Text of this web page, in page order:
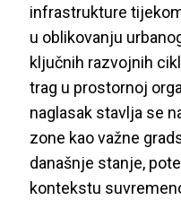
infrastrukture
u oblikovanju
ključnih razvojnih
trag u prostornoj
naglasak stavlja se
zone kao važne
današnje stanje,
kontekstu